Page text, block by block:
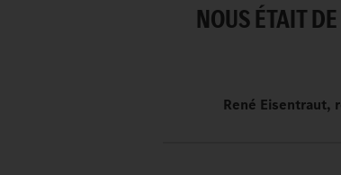
NOUS ÉTAIT
René Eisentraut,